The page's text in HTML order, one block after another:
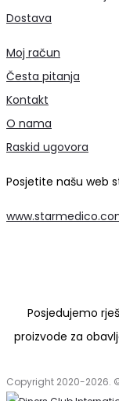
Dostava
Moj račun
Česta pitanja
Kontakt
O nama
Raskid ugovora
Posjetite našu web
Posjedujemo
proizvode za
Copyright 2020-2026. ©